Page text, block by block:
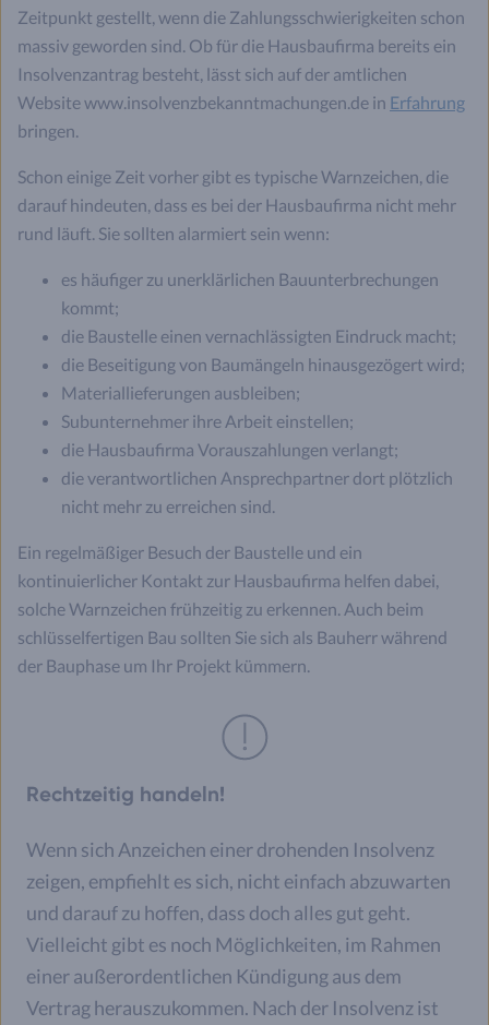
Zeitpunkt gestellt, wenn die Zahlungsschwierigkeiten schon
massiv geworden sind. Ob für die Hausbaufirma bereits ein
Insolvenzantrag besteht, lässt sich auf der amtlichen
Website www.insolvenzbekanntmachungen.de in Erfahrung
bringen.
Schon einige Zeit vorher gibt es typische Warnzeichen, die
darauf hindeuten, dass es bei der Hausbaufirma nicht mehr
rund läuft. Sie sollten alarmiert sein wenn:
es häufiger zu unerklärlichen Bauunterbrechungen
kommt;
die Baustelle einen vernachlässigten Eindruck macht;
die Beseitigung von Baumängeln hinausgezögert wird;
Materiallieferungen ausbleiben;
Subunternehmer ihre Arbeit einstellen;
die Hausbaufirma Vorauszahlungen verlangt;
die verantwortlichen Ansprechpartner dort plötzlich
nicht mehr zu erreichen sind.
Ein regelmäßiger Besuch der Baustelle und ein
kontinuierlicher Kontakt zur Hausbaufirma helfen dabei,
solche Warnzeichen frühzeitig zu erkennen. Auch beim
schlüsselfertigen Bau sollten Sie sich als Bauherr während
der Bauphase um Ihr Projekt kümmern.
Rechtzeitig handeln!
Wenn sich Anzeichen einer drohenden Insolvenz
zeigen, empfiehlt es sich, nicht einfach abzuwarten
und darauf zu hoffen, dass doch alles gut geht.
Vielleicht gibt es noch Möglichkeiten, im Rahmen
einer außerordentlichen Kündigung aus dem
Vertrag herauszukommen. Nach der Insolvenz ist